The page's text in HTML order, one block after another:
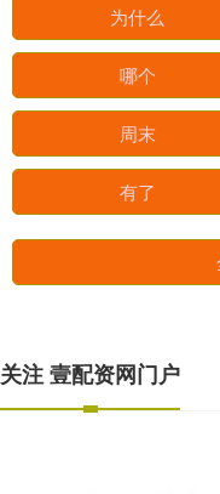
为什么
哪个
周末
有了
关注 壹配资网门户